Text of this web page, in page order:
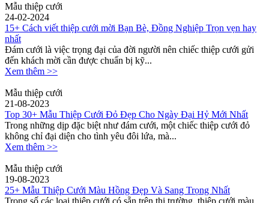
Mẫu thiệp cưới
24-02-2024
15+ Cách viết thiệp cưới mời Bạn Bè, Đồng Nghiệp Trọn vẹn hay
nhất
Đám cưới là việc trọng đại của đời người nên chiếc thiệp cưới gửi
đến khách mời cần được chuẩn bị kỹ...
Xem thêm >>
Mẫu thiệp cưới
21-08-2023
Top 30+ Mẫu Thiệp Cưới Đỏ Đẹp Cho Ngày Đại Hỷ Mới Nhất
Trong những dịp đặc biệt như đám cưới, một chiếc thiệp cưới đỏ
không chỉ đại diện cho tình yêu đôi lứa, mà...
Xem thêm >>
Mẫu thiệp cưới
19-08-2023
25+ Mẫu Thiệp Cưới Màu Hồng Đẹp Và Sang Trọng Nhất
Trong số các loại thiệp cưới có sẵn trên thị trường, thiệp cưới màu